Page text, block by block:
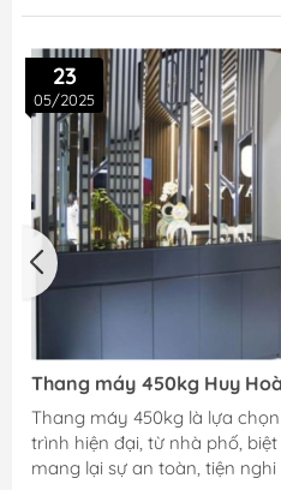
23
05/2025
Thang máy 450kg Huy
dẫn đầu chất lượng
Thang máy 450kg là lựa
trình hiện đại, từ nhà phố,
mang lại sự an toàn, tiện